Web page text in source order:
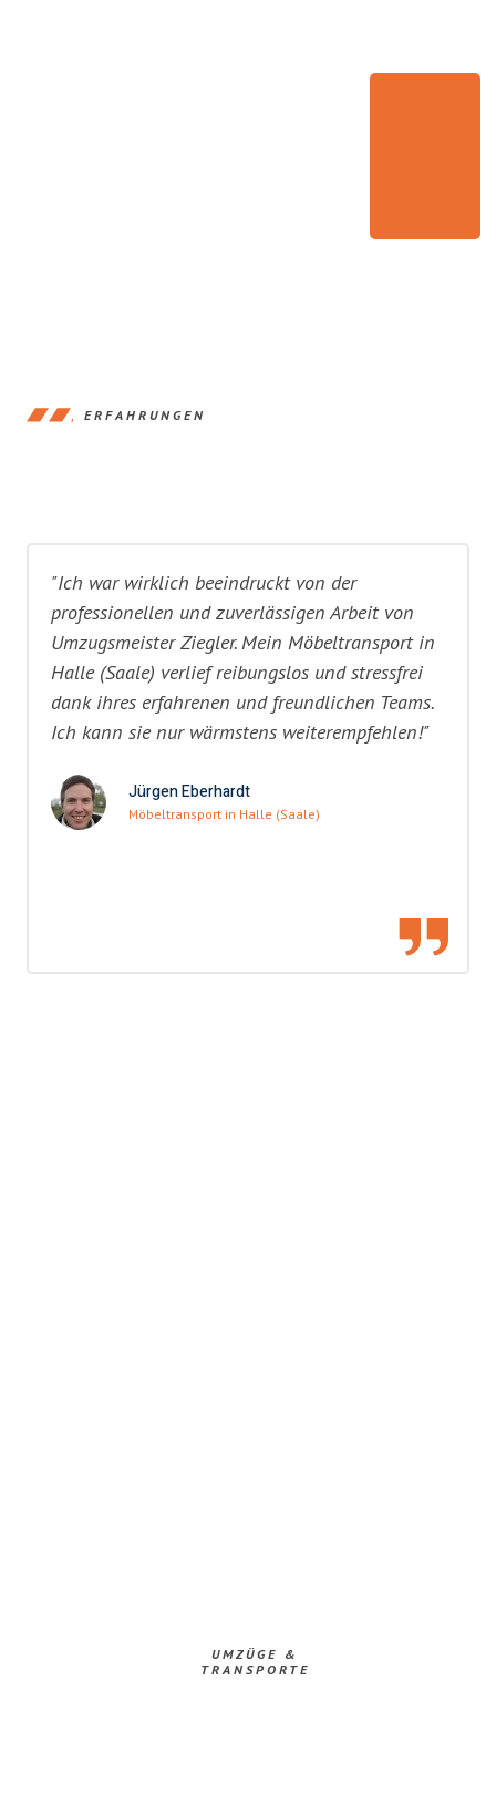
ERFAHRUNGEN
"Ich war wirklich beeindruckt von der
professionellen und zuverlässigen Arbeit von
Umzugsmeister Ziegler. Mein Möbeltransport in
Halle (Saale) verlief reibungslos und stressfrei
dank ihres erfahrenen und freundlichen Teams.
Ich kann sie nur wärmstens weiterempfehlen!"
Jürgen Eberhardt
Möbeltransport in Halle (Saale)
UMZÜGE &
TRANSPORTE